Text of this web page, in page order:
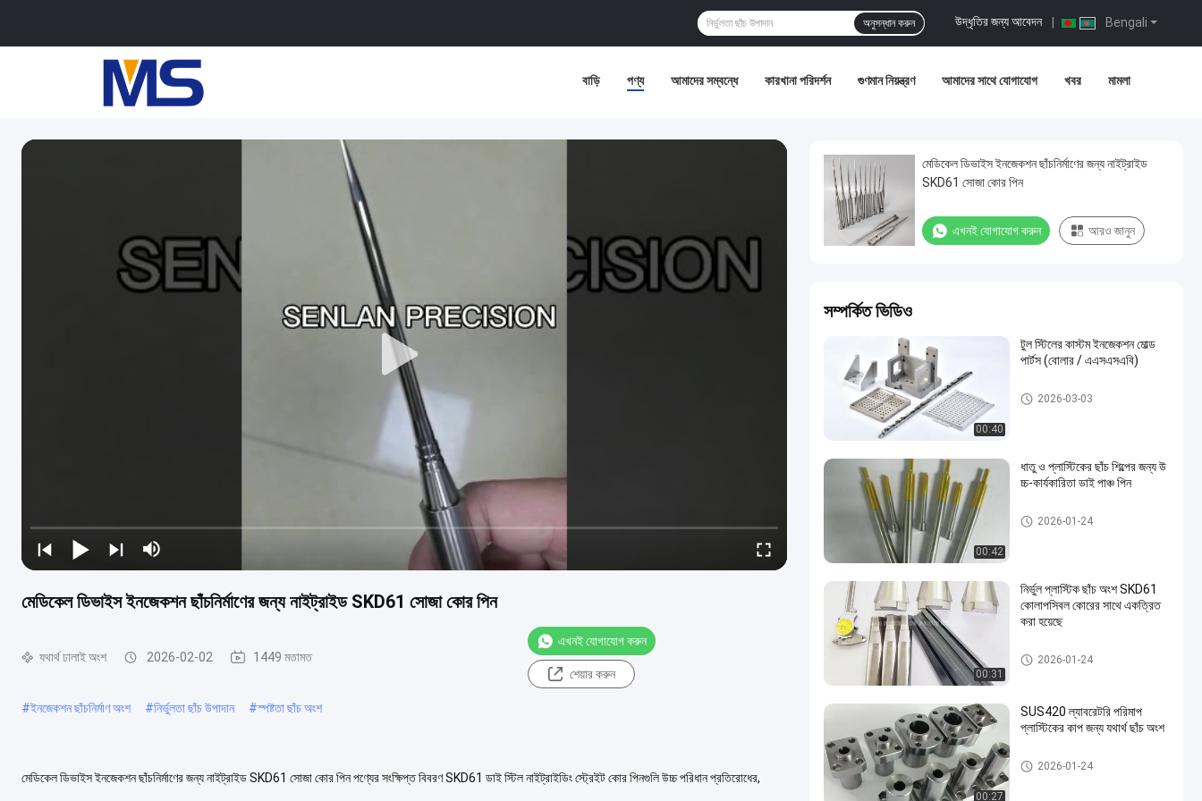
Bengali
উদ্ধৃতির জন্য আবেদন
অনুসন্ধান করুন
বাড়ি পণ্য আমাদের সম্বন্ধে কারখানা পরিদর্শন গুণমান নিয়ন্ত্রণ আমাদের সাথে যোগাযোগ খবর মামলা
মেডিকেল ডিভাইস ইনজেকশন ছাঁচনির্মাণের জন্য নাইট্রাইড SKD61 সোজা কোর পিন
যথার্থ ঢালাই অংশ 2026-02-02 1449 মতামত
এখনই যোগাযোগ করুন
শেয়ার করুন
#ইনজেকশন ছাঁচনির্মাণ অংশ #নির্ভুলতা ছাঁচ উপাদান #স্পষ্টতা ছাঁচ অংশ
মেডিকেল ডিভাইস ইনজেকশন ছাঁচনির্মাণের জন্য নাইট্রাইড SKD61 সোজা কোর পিন পণ্যের সংক্ষিপ্ত বিবরণ SKD61 ডাই স্টিল নাইট্রাইডিং স্ট্রেইট কোর পিনগুলি উচ্চ পরিধান প্রতিরোধের,
মেডিকেল ডিভাইস ইনজেকশন ছাঁচনির্মাণের জন্য নাইট্রাইড
SKD61 সোজা কোর পিন
এখনই যোগাযোগ করুন আরও জানুন
সম্পর্কিত ভিডিও
00:40
টুল স্টিলের কাস্টম ইনজেকশন মোল্ড
পার্টস (বোলার / এএসএসএবি)
প্লাস্টিক ছাঁচ অংশ
2026-03-03
00:42
ধাতু ও প্লাস্টিকের ছাঁচ শিল্পের জন্য উ
চ্চ-কার্যকারিতা ডাই পাঞ্চ পিন
ছাঁচ মান অংশ
2026-01-24
00:31
নির্ভুল প্লাস্টিক ছাঁচ অংশ SKD61
কোলাপসিবল কোরের সাথে একত্রিত
করা হয়েছে
যথার্থ ঢালাই অংশ
2026-01-24
00:27
SUS420 ল্যাবরেটরি পরিমাপ
প্লাস্টিকের কাপ জন্য যথার্থ ছাঁচ অংশ
যথার্থ ঢালাই অংশ
2026-01-24